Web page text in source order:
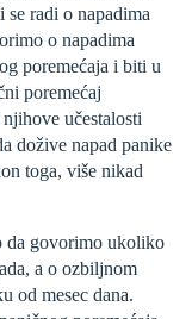
radi o napadima
o napadima
poremećaja i biti u
poremećaj
učestalosti
dožive napad panike
toga, više nikad
da govorimo ukoliko
a o ozbiljnom
od mesec dana.